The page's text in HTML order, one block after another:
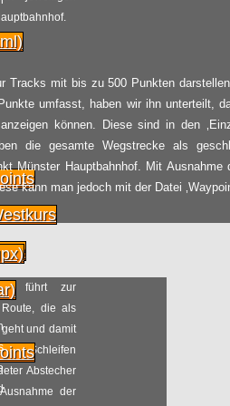
führt zur
die als
und damit
Schleifen
Abstecher
der
Tracks mit bis zu 500 Punkten
umfasst, haben wir ihn unterteilt,
können. Diese sind in den
die gesamte Wegstrecke als
Münster Hauptbahnhof. Mit Ausnahme
kann man jedoch mit der Datei